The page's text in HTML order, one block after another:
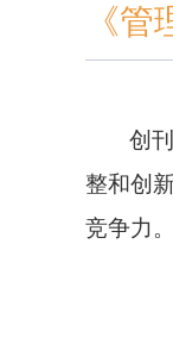
《
创
整和创
竞争力。